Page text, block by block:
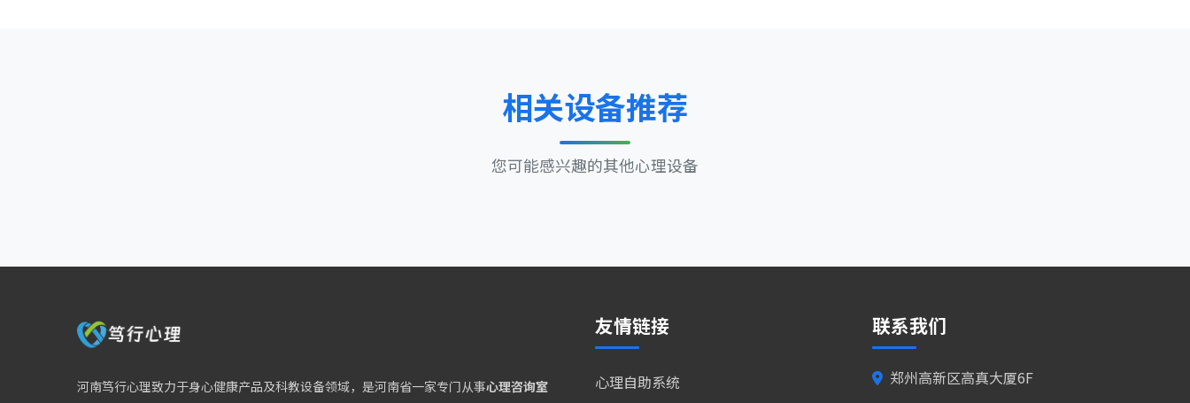
相关设备推荐
您可能感兴趣的其他心理设备
河南笃行心理致力于身心健康产品及科教设备领域，是河南省一家专门从事心理咨询室
友情链接
心理自助系统
联系我们
郑州高新区高真大厦6F